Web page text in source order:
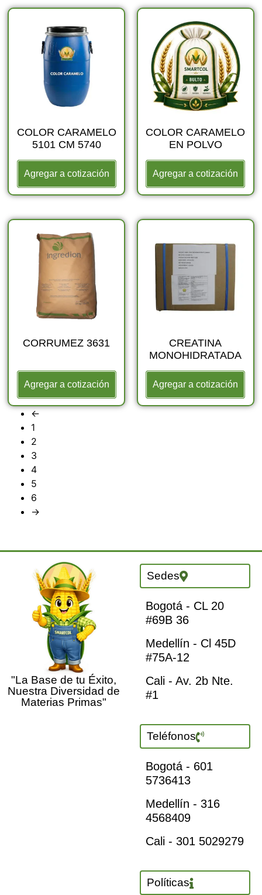
COLOR CARAMELO
5101 CM 5740
Agregar a cotización
COLOR CARAMELO
EN POLVO
Agregar a cotización
CORRUMEZ 3631
Agregar a cotización
CREATINA
MONOHIDRATADA
Agregar a cotización
←
1
2
3
4
5
6
→
"La Base de tu Éxito,
Nuestra Diversidad de
Materias Primas"
Sedes
Bogotá - CL 20
#69B 36
Medellín - Cl 45D
#75A-12
Cali - Av. 2b Nte.
#1
Teléfonos
Bogotá - 601
5736413
Medellín - 316
4568409
Cali - 301 5029279
Políticas